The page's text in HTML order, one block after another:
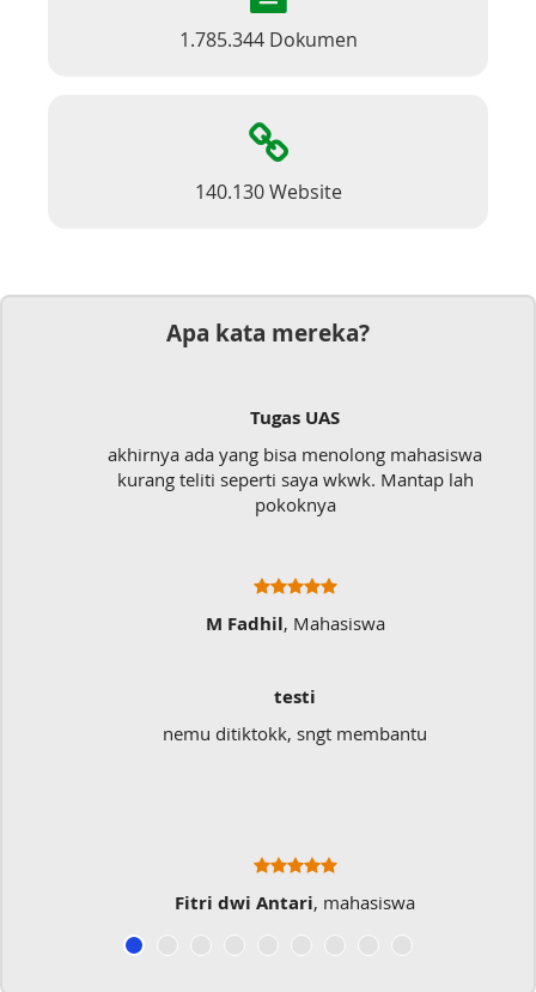
1.785.344 Dokumen
140.130 Website
Apa kata mereka?
Tugas UAS
akhirnya ada yang bisa menolong mahasiswa
kurang teliti seperti saya wkwk. Mantap lah
pokoknya
M Fadhil, Mahasiswa
testi
nemu ditiktokk, sngt membantu
Fitri dwi Antari, mahasiswa